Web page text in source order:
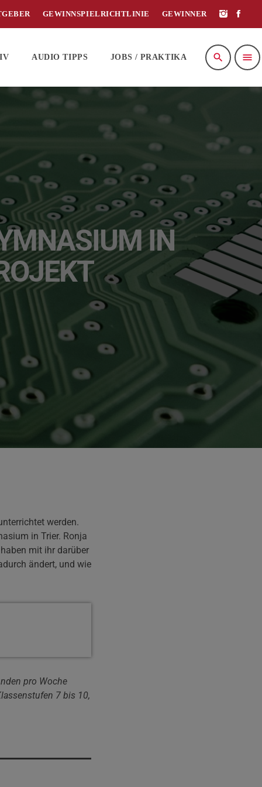
GEWINNSPIELRICHTLINIE GEWINNER
AUDIO TIPPS JOBS / PRAKTIKA search menu
IN
werden.
in Trier. Ronja
mit ihr darüber
ändert, und wie
pro Woche
7 bis 10,